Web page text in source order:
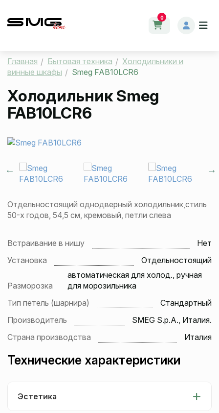
0
Главная Бытовая техника
Холодильники и
винные шкафы
Smeg FAB10LCR6
Холодильник Smeg
FAB10LCR6
Отдельностоящий однодверный холодильник,стиль
50-х годов, 54,5 см, кремовый, петли слева
Встраивание в нишу
Нет
Установка
Отдельностоящий
Разморозка
автоматическая для холод., ручная
для морозильника
Тип петель (шарнира)
Стандартный
Производитель
SMEG S.p.A., Италия.
Страна производства
Италия
Технические характеристики
Эстетика